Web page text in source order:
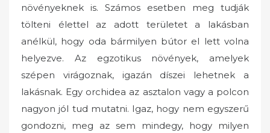
növényeknek is. Számos esetben meg tudják
tölteni élettel az adott területet a lakásban
anélkül, hogy oda bármilyen bútor el lett volna
helyezve. Az egzotikus növények, amelyek
szépen virágoznak, igazán díszei lehetnek a
lakásnak. Egy orchidea az asztalon vagy a polcon
nagyon jól tud mutatni. Igaz, hogy nem egyszerű
gondozni, meg az sem mindegy, hogy milyen